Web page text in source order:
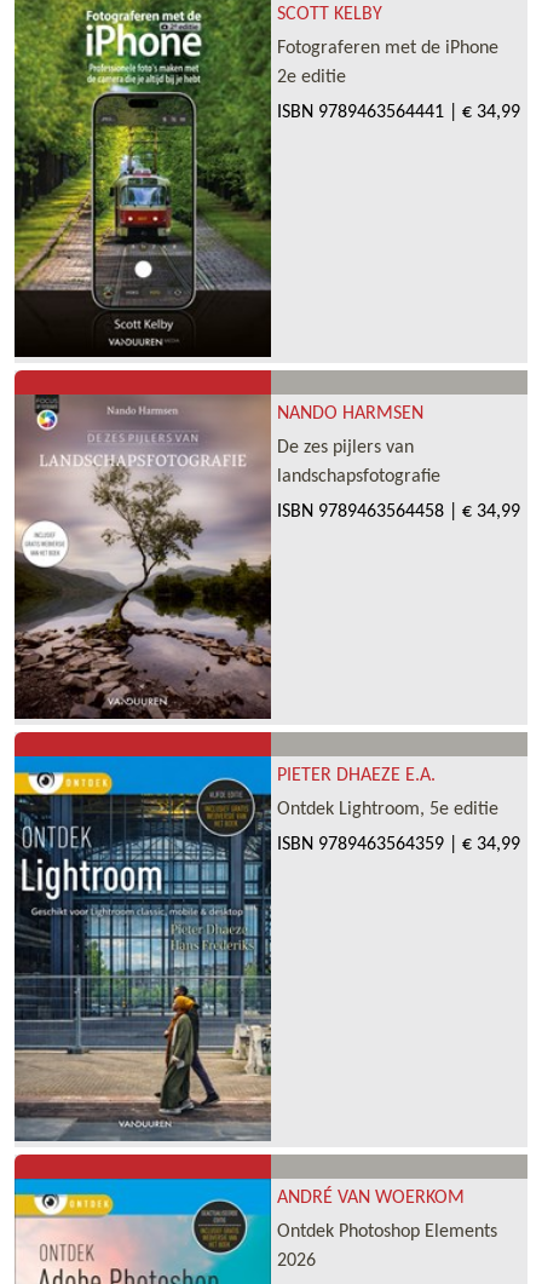
SCOTT KELBY
Fotograferen met de iPhone
2e editie
ISBN 9789463564441 € 34,99
NANDO HARMSEN
De zes pijlers van
landschapsfotografie
ISBN 9789463564458 € 34,99
PIETER DHAEZE E.A.
Ontdek Lightroom, 5e editie
ISBN 9789463564359 € 34,99
ANDRÉ VAN WOERKOM
Ontdek Photoshop Elements
2026